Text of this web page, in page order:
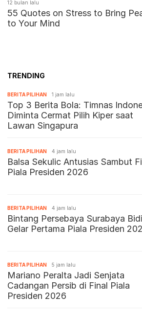
12 bulan lalu
55 Quotes on Stress to Bring
to Your Mind
TRENDING
BERITA PILIHAN 1 jam lalu
Top 3 Berita Bola: Timnas
Diminta Cermat Pilih Kiper saat
Lawan Singapura
BERITA PILIHAN 4 jam lalu
Balsa Sekulic Antusias Sambut
Piala Presiden 2026
BERITA PILIHAN 4 jam lalu
Bintang Persebaya Surabaya
Gelar Pertama Piala Presiden
BERITA PILIHAN 5 jam lalu
Mariano Peralta Jadi Senjata
Cadangan Persib di Final Piala
Presiden 2026